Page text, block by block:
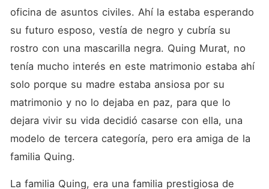
oficina de asuntos civiles. Ahí la estaba esperando
su futuro esposo, vestía de negro y cubría su
rostro con una mascarilla negra. Quing Murat, no
tenía mucho interés en este matrimonio estaba ahí
solo porque su madre estaba ansiosa por su
matrimonio y no lo dejaba en paz, para que lo
dejara vivir su vida decidió casarse con ella, una
modelo de tercera categoría, pero era amiga de la
familia Quing.
La familia Quing, era una familia prestigiosa de